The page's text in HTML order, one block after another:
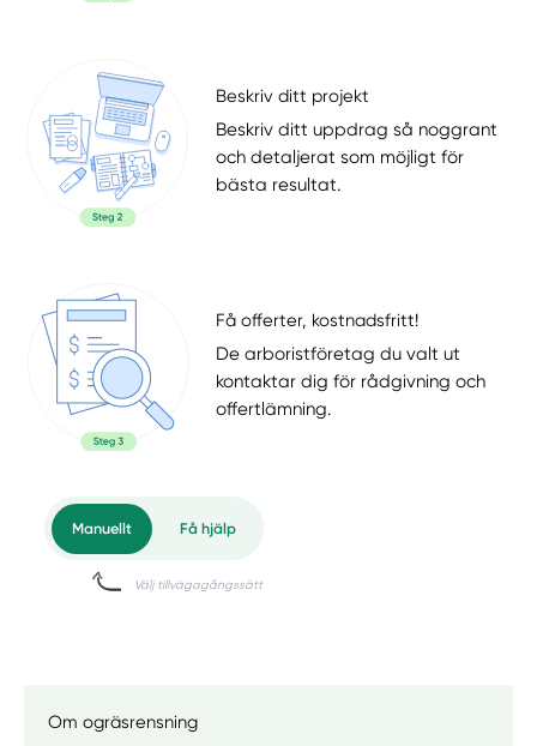
Beskriv ditt projekt
Beskriv ditt uppdrag så noggrant
och detaljerat som möjligt för
bästa resultat.
Få offerter, kostnadsfritt!
De arboristföretag du valt ut
kontaktar dig för rådgivning och
offertlämning.
Om ogräsrensning